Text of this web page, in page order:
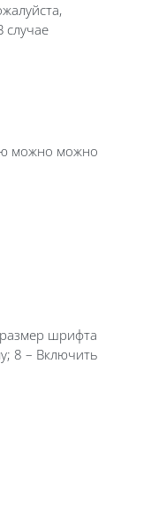
случае
можно можно
шрифта
8 – Включить